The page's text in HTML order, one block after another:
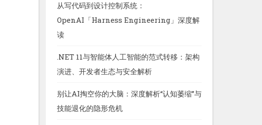
从写代码到设计控制系统：
OpenAI「Harness Engineering」深度解
读
.NET 11与智能体人工智能的范式转移：架构
演进、开发者生态与安全解析
别让AI掏空你的大脑：深度解析“认知萎缩”与
技能退化的隐形危机